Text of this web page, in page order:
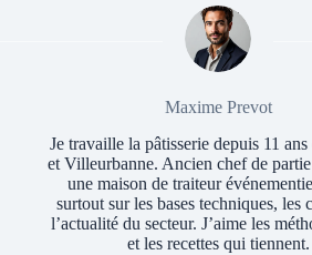
Maxime Prevot
Je travaille la pâtisserie depuis 11
et Villeurbanne. Ancien chef de
une maison de traiteur
surtout sur les bases techniques, les
l’actualité du secteur. J’aime les
et les recettes qui tiennent.